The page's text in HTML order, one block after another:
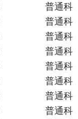
普通科
普通科
普通科
普通科
普通科
普通科
普通科
普通科